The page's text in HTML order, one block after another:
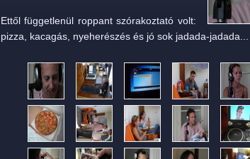
Ettől függetlenül roppant szórakoztató volt:
pizza, kacagás, nyeherészés és jó sok jadada-jadada...